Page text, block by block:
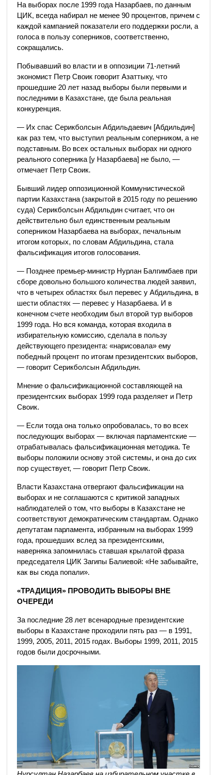
На выборах после 1999 года Назарбаев, по данным
ЦИК, всегда набирал не менее 90 процентов, причем с
каждой кампанией показатели его поддержки росли, а
голоса в пользу соперников, соответственно,
сокращались.
Побывавший во власти и в оппозиции 71-летний
экономист Петр Своик говорит Азаттыку, что
прошедшие 20 лет назад выборы были первыми и
последними в Казахстане, где была реальная
конкуренция.
— Их спас Серикболсын Абдильдаевич [Абдильдин]
как раз тем, что выступил реальным соперником, а не
подставным. Во всех остальных выборах ни одного
реального соперника [у Назарбаева] не было, —
отмечает Петр Своик.
Бывший лидер оппозиционной Коммунистической
партии Казахстана (закрытой в 2015 году по решению
суда) Серикболсын Абдильдин считает, что он
действительно был единственным реальным
соперником Назарбаева на выборах, печальным
итогом которых, по словам Абдильдина, стала
фальсификация итогов голосования.
— Позднее премьер-министр Нурлан Балгимбаев при
сборе довольно большого количества людей заявил,
что в четырех областях был перевес у Абдильдина, в
шести областях — перевес у Назарбаева. И в
конечном счете необходим был второй тур выборов
1999 года. Но вся команда, которая входила в
избирательную комиссию, сделала в пользу
действующего президента: «нарисовала» ему
победный процент по итогам президентских выборов,
— говорит Серикболсын Абдильдин.
Мнение о фальсификационной составляющей на
президентских выборах 1999 года разделяет и Петр
Своик.
— Если тогда она только опробовалась, то во всех
последующих выборах — включая парламентские —
отрабатывалась фальсификационная методика. Те
выборы положили основу этой системы, и она до сих
пор существует, — говорит Петр Своик.
Власти Казахстана отвергают фальсификации на
выборах и не соглашаются с критикой западных
наблюдателей о том, что выборы в Казахстане не
соответствуют демократическим стандартам. Однако
депутатам парламента, избранным на выборах 1999
года, прошедших вслед за президентскими,
наверняка запомнилась ставшая крылатой фраза
председателя ЦИК Загипы Балиевой: «Не забывайте,
как вы сюда попали».
«ТРАДИЦИЯ» ПРОВОДИТЬ ВЫБОРЫ ВНЕ
ОЧЕРЕДИ
За последние 28 лет всенародные президентские
выборы в Казахстане проходили пять раз — в 1991,
1999, 2005, 2011, 2015 годах. Выборы 1999, 2011, 2015
годов были досрочными.